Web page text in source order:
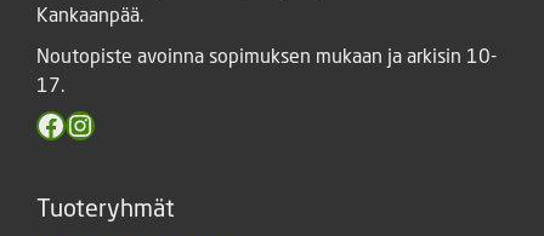
Kankaanpää.
Noutopiste avoinna sopimuksen mukaan ja arkisin 10-
17.
Facebook
Instagram
Tuoteryhmät